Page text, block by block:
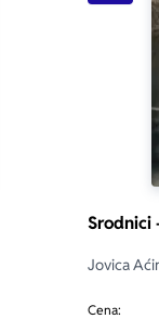
Srodnici
Jovica
Cena: